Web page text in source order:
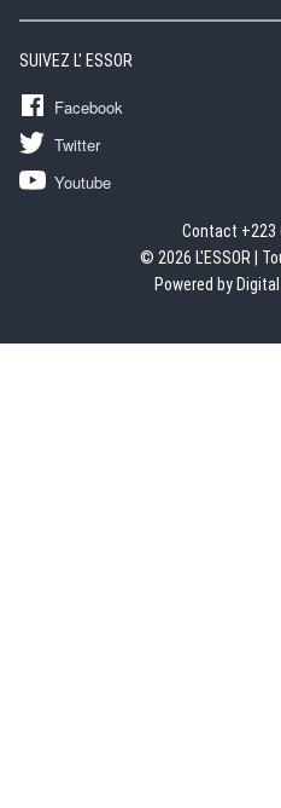
SUIVEZ L' ESSOR
Facebook
Twitter
Youtube
Contact +223
© 2026 L'ESSOR |
Powered by